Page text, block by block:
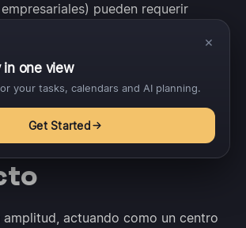
pueden requerir
en un
externa puede retrasarse o
amplitud, actuando como un centro
×
in one view
your tasks, calendars and AI planning.
Get Started